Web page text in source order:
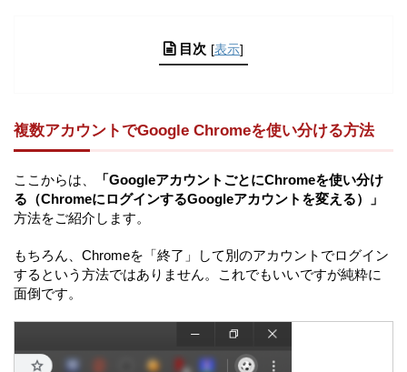
目次 [表示]
複数アカウントでGoogle Chromeを使い分ける方法
ここからは、
「GoogleアカウントごとにChromeを使い分け
る（ChromeにログインするGoogleアカウントを変える）」
方法をご紹介します。
もちろん、Chromeを「終了」して別のアカウントでログイン
するという方法ではありません。これでもいいですが純粋に
面倒です。